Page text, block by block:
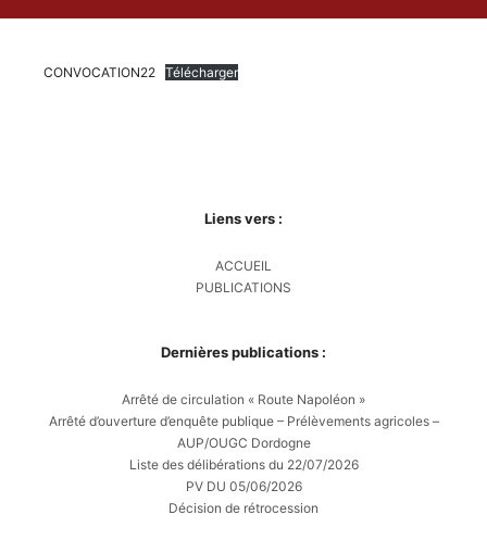
CONVOCATION22 Télécharger
Liens vers :
ACCUEIL
PUBLICATIONS
Dernières publications :
Arrêté de circulation « Route Napoléon »
Arrêté d’ouverture d’enquête publique – Prélèvements agricoles –
AUP/OUGC Dordogne
Liste des délibérations du 22/07/2026
PV DU 05/06/2026
Décision de rétrocession